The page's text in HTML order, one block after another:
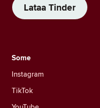
Lataa Tinder
Some
Instagram
TikTok